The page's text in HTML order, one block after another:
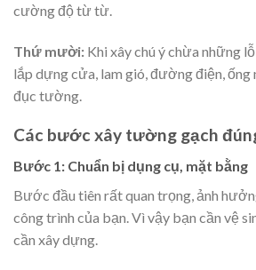
cường độ từ từ.
Thứ mười: Khi xây chú ý chừa những
lắp dựng cửa, lam gió, đường điện,
đục tường.
Các bước xây tường gạch
Bước 1: Chuẩn bị dụng cụ, mặt bằng
Bước đầu tiên rất quan trọng, ảnh
công trình của bạn. Vì vậy bạn cần vệ
cần xây dựng.